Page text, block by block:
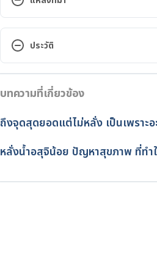
คือสมมติว่าวันนี้มีอะไรกับแฟนแล้วทา
ยาคุมฉุกเฉินอีกมั้ยคะ? แล้วถ้าไม่ทานอีก
https://pharmacy.mahidol.ac.th/
Emergency contraception
https://www.nhs.uk/conditions/
Levonorgestrel Emergency
control/plan-b. Accessed
Morning-after pill. https://
ประวัติ
22/03/2024
ทัตพร อิสสรโชติ
ตรวจสอบข้อมูลทางการแพทย์โด
อัปเดตโดย:
บทความที่เกี่ยวข้อง
ถึงจุดสุดยอดแต่ไม่หลั่ง เป็นเพราะอ
หลั่งน้ำอสุจิน้อย ปัญหาสุขภาพ ที่ทำ